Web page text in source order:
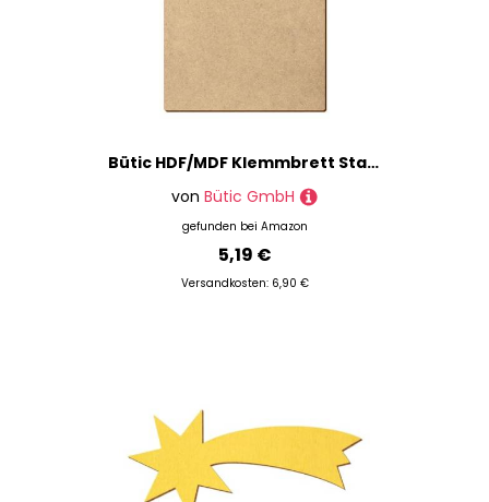
Bütic HDF/MDF Klemmbrett Standardform für DIN A3 A4 A5 A6 Clipboard aus 3mm starkem HDF, Format:A3 hoch, Klemme:Bügelklemme silber carbon
von Bütic GmbH
gefunden bei Amazon
5,19 €
Versandkosten: 6,90 €